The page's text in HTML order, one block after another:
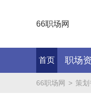
66职场网
首页 职场
66职场网 > 策划